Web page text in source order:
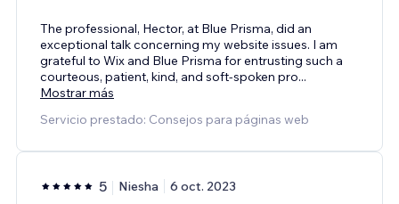
The professional, Hector, at Blue Prisma, did an
exceptional talk concerning my website issues. I am
grateful to Wix and Blue Prisma for entrusting such a
courteous, patient, kind, and soft-spoken pro...
Mostrar más
Servicio prestado: Consejos para páginas web
5 Niesha 6 oct. 2023